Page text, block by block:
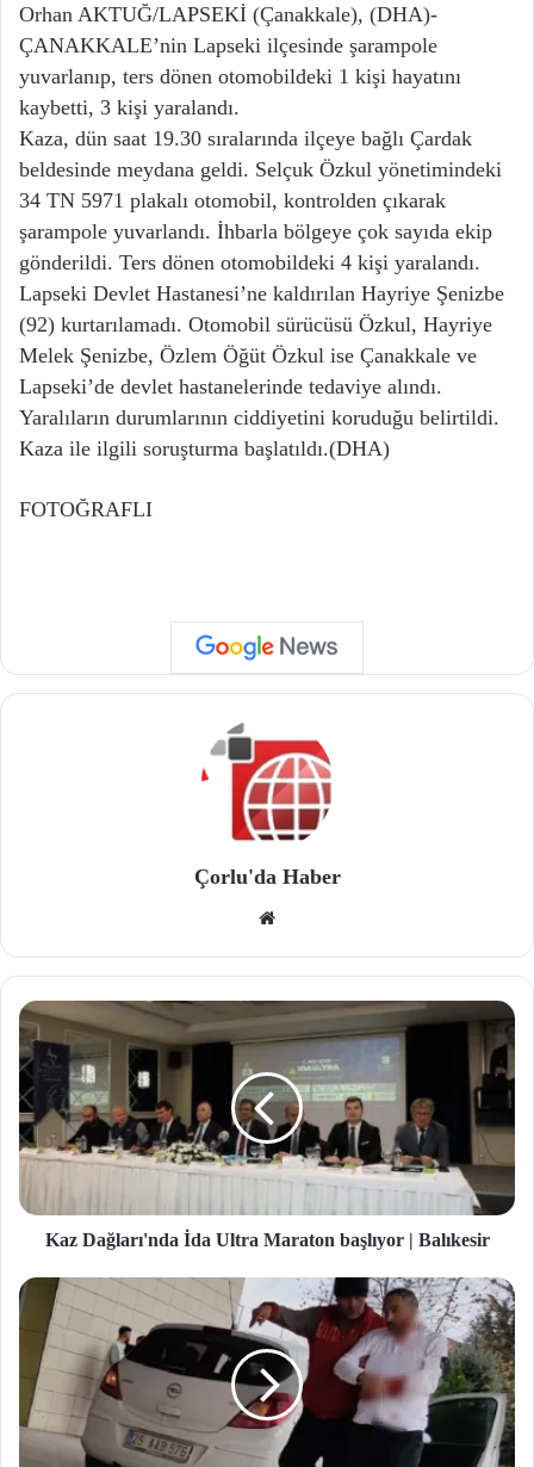
Orhan AKTUĞ/LAPSEKİ (Çanakkale), (DHA)-
ÇANAKKALE’nin Lapseki ilçesinde şarampole
yuvarlanıp, ters dönen otomobildeki 1 kişi hayatını
kaybetti, 3 kişi yaralandı.
Kaza, dün saat 19.30 sıralarında ilçeye bağlı Çardak
beldesinde meydana geldi. Selçuk Özkul yönetimindeki
34 TN 5971 plakalı otomobil, kontrolden çıkarak
şarampole yuvarlandı. İhbarla bölgeye çok sayıda ekip
gönderildi. Ters dönen otomobildeki 4 kişi yaralandı.
Lapseki Devlet Hastanesi’ne kaldırılan Hayriye Şenizbe
(92) kurtarılamadı. Otomobil sürücüsü Özkul, Hayriye
Melek Şenizbe, Özlem Öğüt Özkul ise Çanakkale ve
Lapseki’de devlet hastanelerinde tedaviye alındı.
Yaralıların durumlarının ciddiyetini koruduğu belirtildi.
Kaza ile ilgili soruşturma başlatıldı.(DHA)
FOTOĞRAFLI
Çorlu'da Haber
site
si
Kaz Dağları'nda İda Ultra Maraton başlıyor | Balıkesir